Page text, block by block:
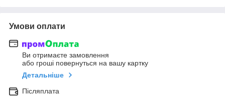
Умови оплати
Ви отримаєте замовлення
або гроші повернуться на вашу картку
Детальніше
Післяплата